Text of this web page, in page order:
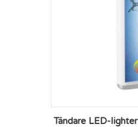
Tändare LED-lighter